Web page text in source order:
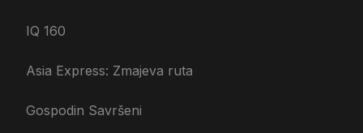
IQ 160
Asia Express: Zmajeva ruta
Gospodin Savršeni